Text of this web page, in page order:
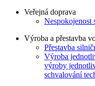
Veřejná doprava
Nespokojenost
Výroba a přestavba
Přestavba
Výroba
výroby
schvalování